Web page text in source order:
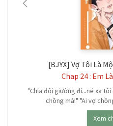
[BJYX] Vợ Tôi Là
Chap 24 : Em
"Chia đôi giường đi...né xa
chồng mà!" "Ai vợ
Xem